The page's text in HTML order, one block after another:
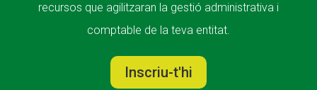
recursos que agilitzaran la gestió administrativa i
comptable de la teva entitat.
Inscriu-t'hi